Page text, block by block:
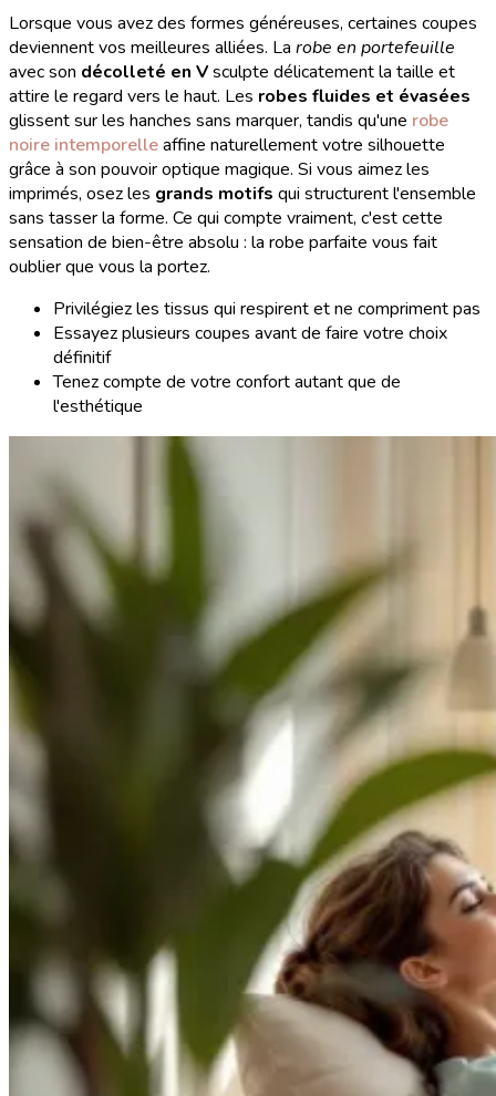
Lorsque vous avez des formes généreuses, certaines coupes
deviennent vos meilleures alliées. La robe en portefeuille
avec son décolleté en Vsculpte délicatement la taille et
attire le regard vers le haut. Les robes fluides et évasées
glissent sur les hanches sans marquer, tandis qu'une robe
noire intemporelleaffine naturellement votre silhouette
grâce à son pouvoir optique magique. Si vous aimez les
imprimés, osez les grands motifs qui structurent l'ensemble
sans tasser la forme. Ce qui compte vraiment, c'est cette
sensation de bien-être absolu : la robe parfaite vous fait
oublier que vous la portez.
Privilégiez les tissus qui respirent et ne compriment pas
Essayez plusieurs coupes avant de faire votre choix
définitif
Tenez compte de votre confort autant que de
l'esthétique